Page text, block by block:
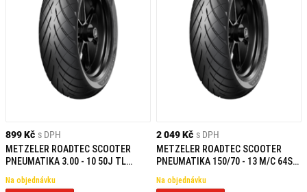
899 Kč s DPH
METZELER ROADTEC SCOOTER
PNEUMATIKA 3.00 - 10 50J TL
Na objednávku
2 049 Kč s DPH
METZELER ROADTEC SCOOTER
PNEUMATIKA 150/70 - 13 M/C 64S
Na objednávku